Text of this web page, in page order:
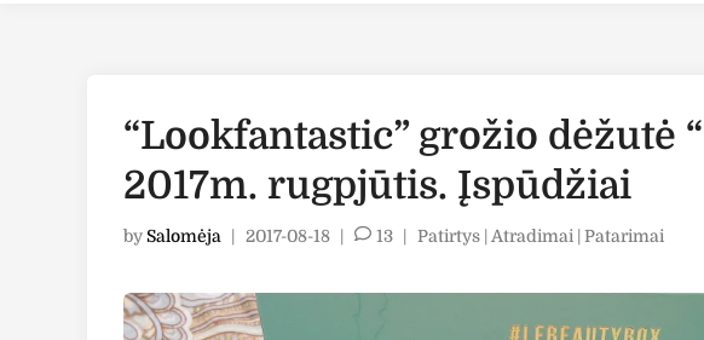
“Lookfantastic” grožio dėžutė
2017m. rugpjūtis. Įspūdžiai
bySalomėja 2017-08-18 13
Posted
Patirtys | Atradimai | Patarimai